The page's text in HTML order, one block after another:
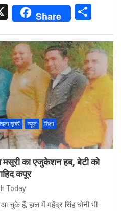
X Share
ar
e
ताज़ा ख़बरें न्यूज़
शिक्षा
मसूरी का एजुकेशन हब, बेटी को
कपूर
Today
चुके हैं, हाल में महेंद्र सिंह धोनी भी